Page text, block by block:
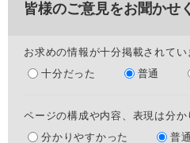
皆様のご意見をお聞かせ
お求めの情報が十分掲載されてい
十分だった
普通
ページの構成や内容、表現は分か
分かりやすかった
普通